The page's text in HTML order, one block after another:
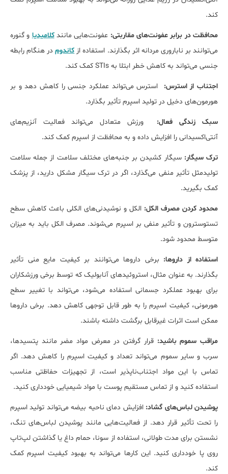
کند.
محافظت در برابر عفونت‌های مقاربتی: عفونت‌هایی مانندکلامیدیا و گنوره
می‌توانند بر ناباروری مردانه اثر بگذارند. استفاده از کاندومدر هنگام رابطه
جنسی می‌تواند به کاهش خطر ابتلا به STIs کمک کند.
اجتناب از استرس: استرس می‌تواند عملکرد جنسی را کاهش دهد و بر
هورمون‌های دخیل در تولید اسپرم تأثیر بگذارد.
سبک زندگی فعال:
ورزش متعادل می‌تواند فعالیت آنزیم‌های
آنتی‌اکسیدانی را افزایش داده و به محافظت از اسپرم کمک کند.
ترک سیگار: سیگار کشیدن بر جنبه‌های مختلف سلامت از جمله سلامت
تولیدمثل تأثیر منفی می‌گذارد، اگر در ترک سیگار مشکل دارید، از پزشک
کمک بگیرید.
محدود کردن مصرف الکل: الکل و نوشیدنی‌های الکلی باعث کاهش سطح
تستوسترون و تأثیر منفی بر اسپرم می‌شوند. مصرف الکل باید به میزان
متوسط محدود شود.
استفاده از داروها: برخی داروها می‌توانند بر کیفیت مایع منی تأثیر
بگذارند. به عنوان مثال، استروئیدهای آنابولیک که توسط برخی ورزشکاران
برای بهبود عملکرد جسمانی استفاده می‌شود، می‌تواند با تغییر سطح
هورمونی، کیفیت اسپرم را به طور قابل توجهی کاهش دهد. برخی داروها
ممکن است اثرات غیرقابل برگشت داشته باشند.
مراقب سموم باشید: قرار گرفتن در معرض مواد مضر مانند پتسیدها،
سرب و سایر سموم می‌تواند تعداد و کیفیت اسپرم را کاهش دهد. اگر
تماس با این مواد اجتناب‌ناپذیر است، از تجهیزات حفاظتی مناسب
استفاده کنید و از تماس مستقیم پوست با مواد شیمیایی خودداری کنید.
پوشیدن لباس‌های گشاد: افزایش دمای ناحیه بیضه می‌تواند تولید اسپرم
را تحت تأثیر قرار دهد. از فعالیت‌هایی مانند پوشیدن لباس‌های تنگ،
نشستن برای مدت طولانی، استفاده از سونا، حمام داغ یا گذاشتن لپ‌تاپ
روی پا خودداری کنید. این کارها می‌تواند به بهبود کیفیت اسپرم کمک
کند.